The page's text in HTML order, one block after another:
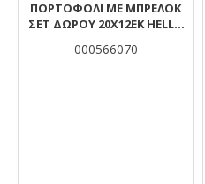
ΠΟΡΤΟΦΟΛΙ ΜΕ ΜΠΡΕΛΟΚ
ΣΕΤ ΔΩΡΟΥ 20Χ12ΕΚ HELLO
000566070